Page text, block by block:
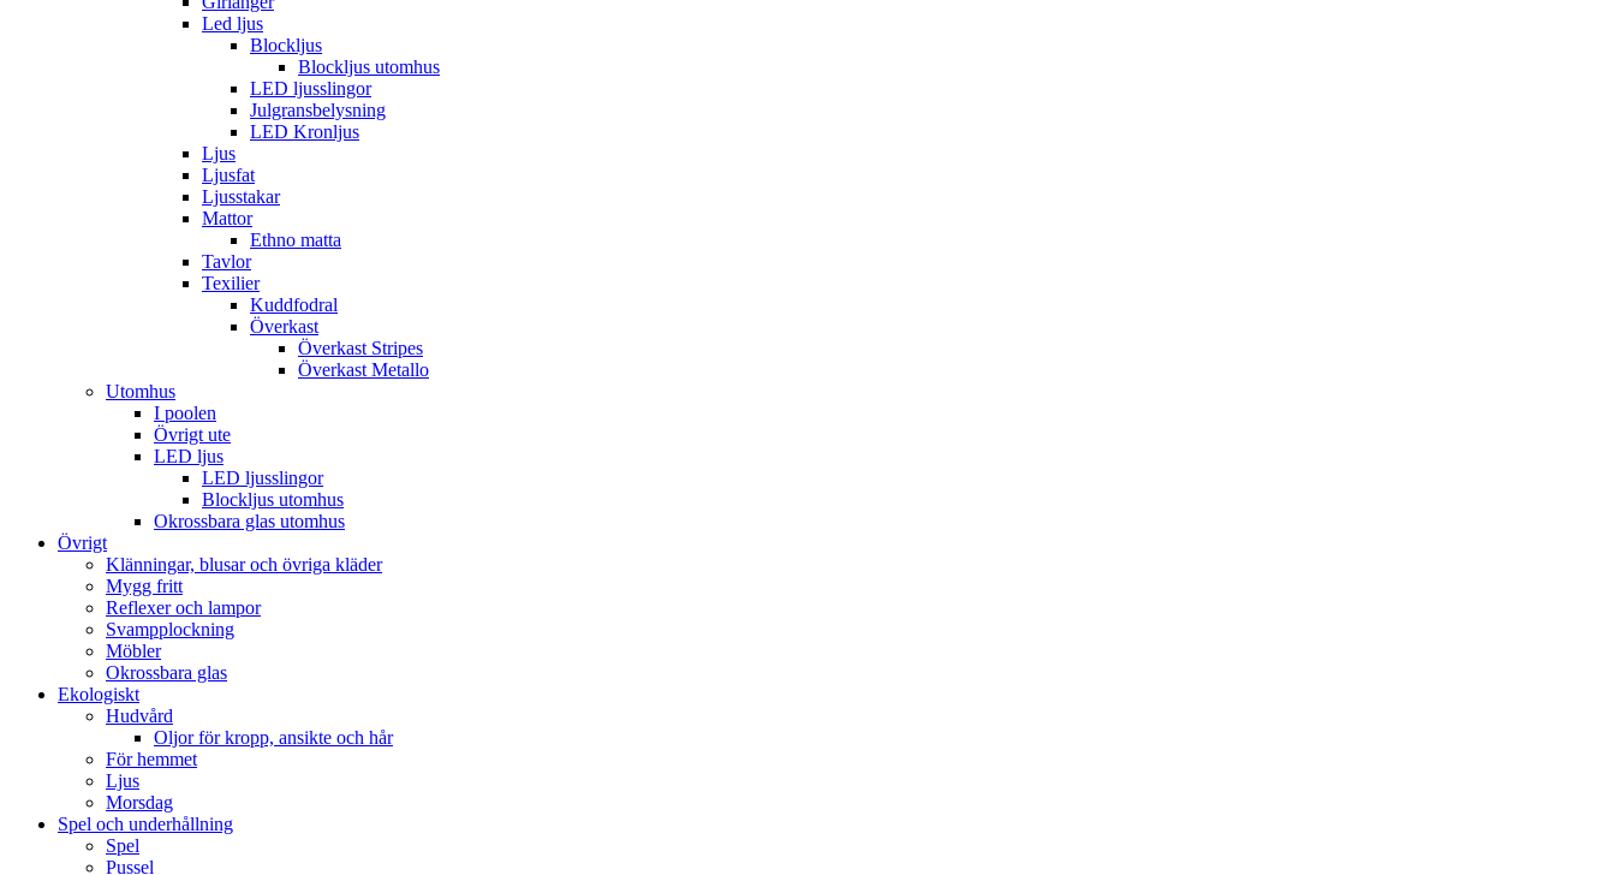
Led ljus
Blockljus
Blockljus utomhus
LED ljusslingor
Julgransbelysning
LED Kronljus
Ljus
Ljusfat
Ljusstakar
Mattor
Ethno matta
Tavlor
Texilier
Kuddfodral
Överkast
Överkast Stripes
Överkast Metallo
Utomhus
I poolen
Övrigt ute
LED ljus
LED ljusslingor
Blockljus utomhus
Okrossbara glas utomhus
Övrigt
Klänningar, blusar och övriga kläder
Mygg fritt
Reflexer och lampor
Svampplockning
Möbler
Okrossbara glas
Ekologiskt
Hudvård
Oljor för kropp, ansikte och hår
För hemmet
Ljus
Morsdag
Spel och underhållning
Spel
Pussel